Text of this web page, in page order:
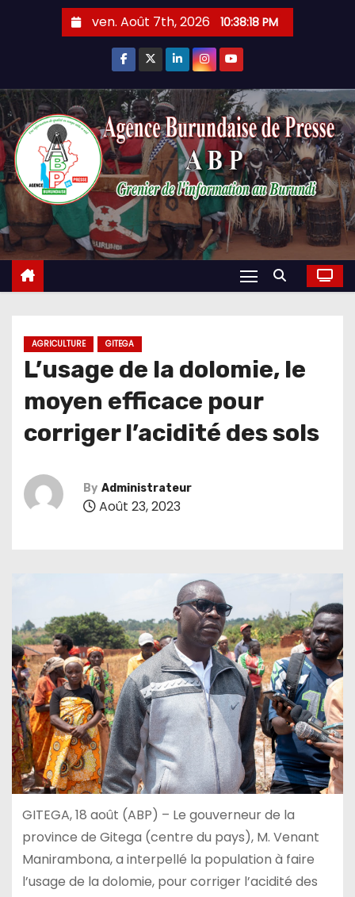
ven. Août 7th, 2026 10:38:19 PM
AGRICULTURE GITEGA
L’usage de la dolomie, le
moyen efficace pour
corriger l’acidité des sols
By Administrateur
Août 23, 2023
GITEGA, 18 août (ABP) – Le gouverneur de la
province de Gitega (centre du pays), M. Venant
Manirambona, a interpellé la population à faire
l’usage de la dolomie, pour corriger l’acidité des